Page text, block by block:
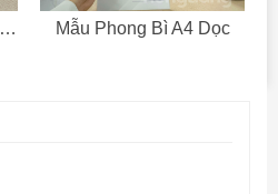
Tổng hợp mẫu phong bì công ty đẹp Mẫu Phong Bì A4 Dọc